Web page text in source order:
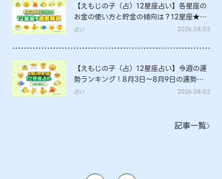
【えもじの子（占）12星座占い】各星座の
お金の使い方と貯金の傾向は？12星座★徹
底解説
占い 2026.08.03
【えもじの子（占）12星座占い】今週の運
勢ランキング！8月3日～8月9日の運勢
は？
占い 2026.08.02
記事一覧